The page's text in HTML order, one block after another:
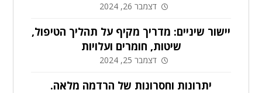
דצמבר 26, 2024
יישור שיניים: מדריך מקיף על תהליך הטיפול,
שיטות, חומרים ועלויות
דצמבר 25, 2024
יתרונות וחסרונות של הרדמה מלאה.